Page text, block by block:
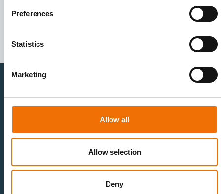
Preferences
Statistics
Marketing
Allow all
Allow selection
Deny
I agree to allow Mentice to store and process my personal
data. See our
for details or to opt-out at any
外周血管领域
产品使用
研究与开发
销售与市场营销
专业教育
开发流程
血管造影设备集成 虚拟模拟